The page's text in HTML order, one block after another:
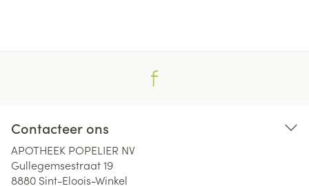
Contacteer ons
APOTHEEK POPELIER NV
Gullegemsestraat 19
8880 Sint-Eloois-Winkel